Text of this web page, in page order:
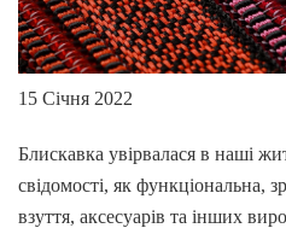
15 Січня 2022
Блискавка увірвалася в наші
свідомості, як функціональна,
взуття, аксесуарів та інших